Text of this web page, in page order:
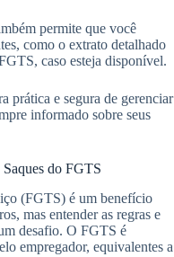
permite que você
como o extrato detalhado
caso esteja disponível.
prática e segura de gerenciar
informado sobre seus
do FGTS
(FGTS) é um benefício
mas entender as regras e
desafio. O FGTS é
empregador, equivalentes a